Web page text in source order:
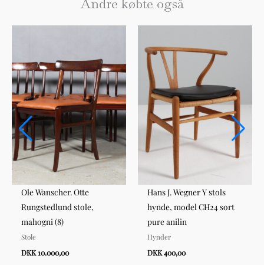
Andre købte også
Ole Wanscher. Otte
Rungstedlund stole,
mahogni (8)
Stole
DKK 10.000,00
Hans J. Wegner Y stols
hynde, model CH24 sort
pure anilin
Hynder
DKK 400,00